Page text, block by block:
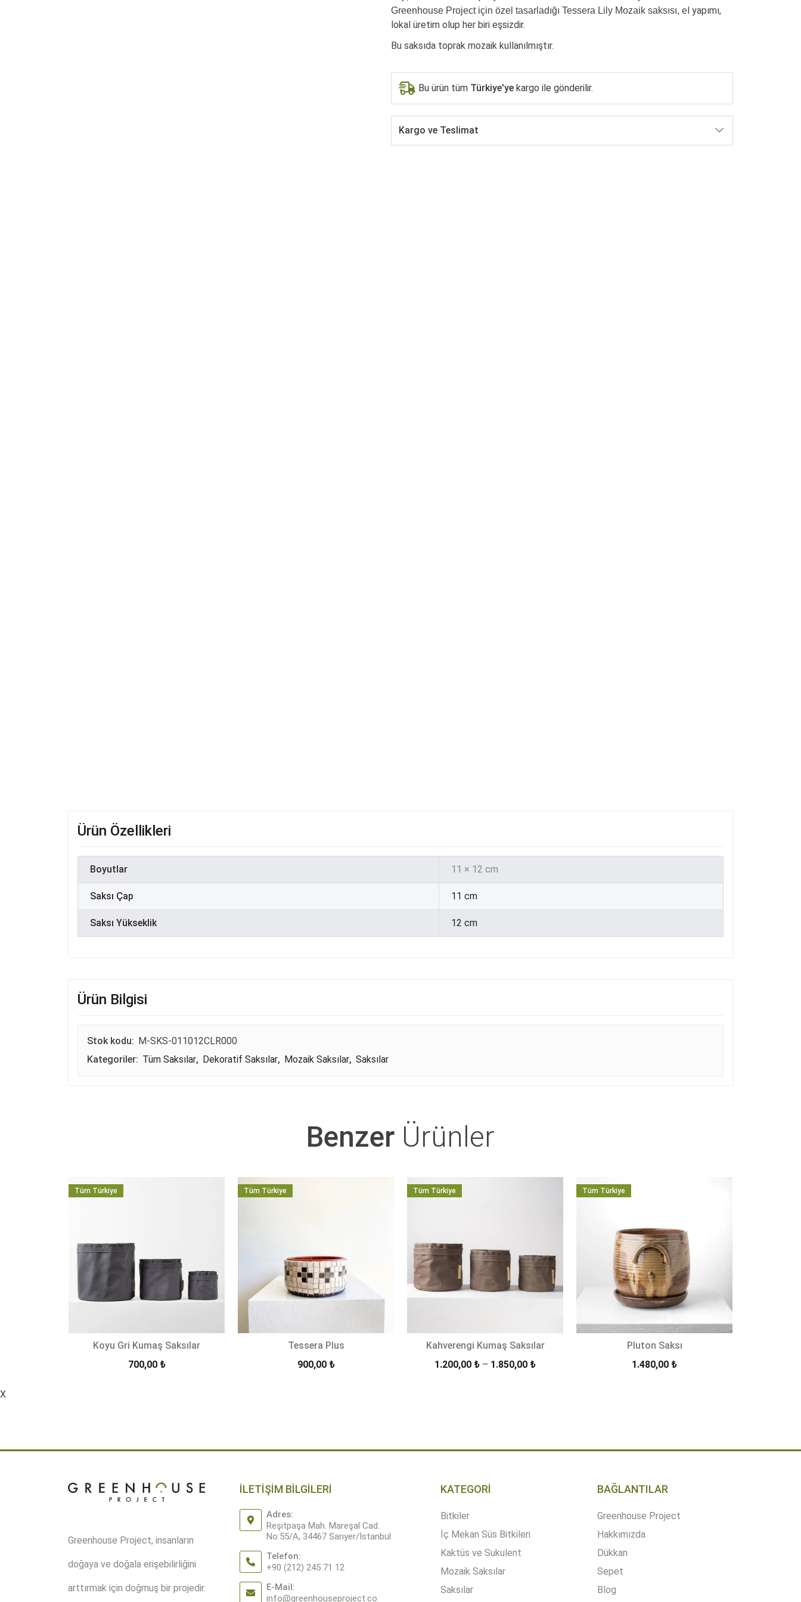
Greenhouse Project için özel tasarladığı Tessera Lily Mozaik saksısı, e l yapımı,
lokal üretim olup her biri eşsizdir.
Bu saksıda toprak mozaik kullanılmıştır.
Bu ürün tüm Türkiye'ye kargo ile gönderilir.
Kargo ve Teslimat
Ürün Özellikleri
Boyutlar 11 × 12 cm
Saksı Çap 11 cm
Saksı Yükseklik 12 cm
Ürün Bilgisi
Stok kodu: M-SKS-011012CLR000
Kategoriler: Tüm Saksılar, Dekoratif Saksılar, Mozaik Saksılar, Saksılar
Benzer Ürünler
Tüm Türkiye
Koyu Gri Kumaş Saksılar
700,00 ₺
Tüm Türkiye
Tessera Plus
900,00 ₺
Tüm Türkiye
Kahverengi Kumaş Saksılar
1.200,00 ₺ – 1.850,00 ₺Fiyat
Tüm Türkiye
Pluton Saksı
1.480,00 ₺
X
Greenhouse Project, insanların
doğaya ve doğala erişebilirliğini
arttırmak için doğmuş bir projedir.
İLETİŞİM BİLGİLERİ
Adres:
Reşitpaşa Mah. Mareşal Cad.
No:55/A, 34467 Sarıyer/İstanbul
Telefon:
+90 (212) 245 71 12
E-Mail:
info@greenhouseproject.co
KATEGORİ
Bitkiler
İç Mekan Süs Bitkileri
Kaktüs ve Sukulent
Mozaik Saksılar
Saksılar
BAĞLANTILAR
Greenhouse Project
Hakkımızda
Dükkan
Sepet
Blog